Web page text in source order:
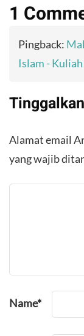
1
Pingback:
Islam -
Alamat email
yang wajib
Name*